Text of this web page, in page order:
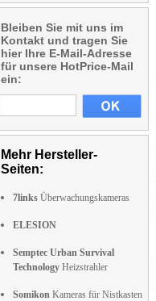
Bleiben Sie mit uns im
Kontakt und tragen Sie
hier Ihre E-Mail-Adresse
für unsere HotPrice-Mail
ein:
Mehr Hersteller-
Seiten:
7links Überwachungskameras
ELESION
Semptec Urban Survival
Technology Heizstrahler
Somikon Kameras für Nistkasten